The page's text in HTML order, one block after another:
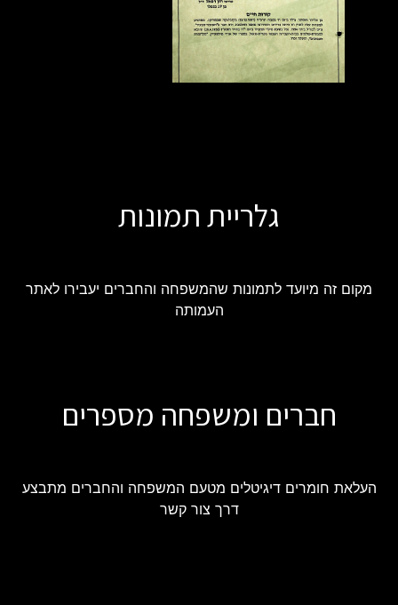
גלריית תמונות
מקום זה מיועד לתמונות שהמשפחה והחברים יעבירו לאתר
העמותה
חברים ומשפחה מספרים
העלאת חומרים דיגיטלים מטעם המשפחה והחברים מתבצע
דרך צור קשר